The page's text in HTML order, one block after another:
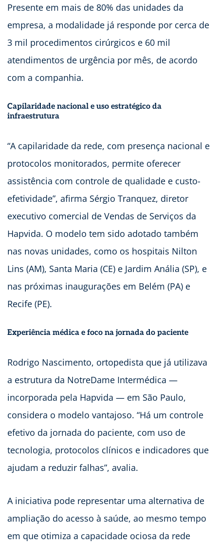
Presente em mais de 80% das unidades da
empresa, a modalidade já responde por cerca de
3 mil procedimentos cirúrgicos e 60 mil
atendimentos de urgência por mês, de acordo
com a companhia.
Capilaridade nacional e uso estratégico da
infraestrutura
“A capilaridade da rede, com presença nacional e
protocolos monitorados, permite oferecer
assistência com controle de qualidade e custo-
efetividade”, afirma Sérgio Tranquez, diretor
executivo comercial de Vendas de Serviços da
Hapvida. O modelo tem sido adotado também
nas novas unidades, como os hospitais Nilton
Lins (AM), Santa Maria (CE) e Jardim Anália (SP), e
nas próximas inaugurações em Belém (PA) e
Recife (PE).
Experiência médica e foco na jornada do paciente
Rodrigo Nascimento, ortopedista que já utilizava
a estrutura da NotreDame Intermédica —
incorporada pela Hapvida — em São Paulo,
considera o modelo vantajoso. “Há um controle
efetivo da jornada do paciente, com uso de
tecnologia, protocolos clínicos e indicadores que
ajudam a reduzir falhas”, avalia.
A iniciativa pode representar uma alternativa de
ampliação do acesso à saúde, ao mesmo tempo
em que otimiza a capacidade ociosa da rede